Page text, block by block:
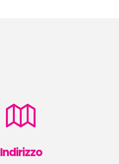
Indirizzo